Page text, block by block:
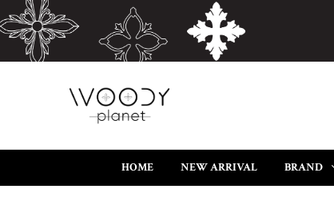
HOME NEW ARRIVAL BRAND